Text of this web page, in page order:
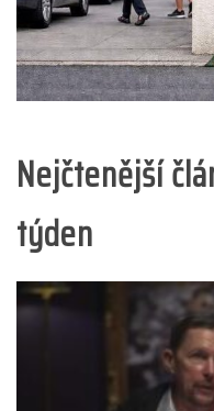
Nejčtenější
týden